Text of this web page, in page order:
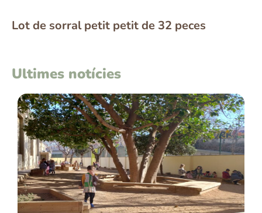
Taula de sorra petita amb dos sedassos
Ultimes notícies